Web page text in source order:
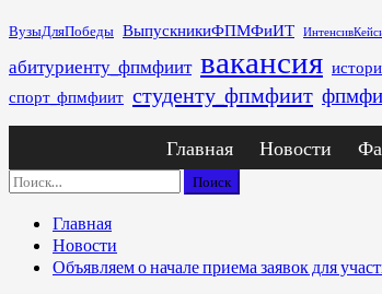
Перейти
содержимому
ВузыДляПобеды ВыпускникиФПМФиИТ
абитуриенту_фпмфиит вакансия
спорт_фпмфиит студенту_фпмфиит
Главная Новости
Найти:
Главная
Новости
Объявляем о начале приема заявок для